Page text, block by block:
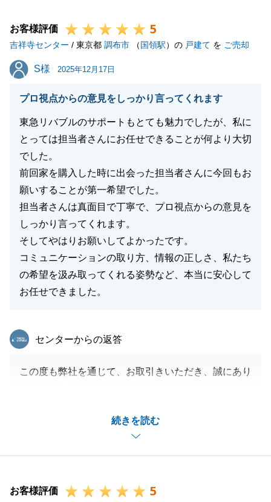
お困り事などございましたら、お気軽にお声掛けくだ
さい。
閉じる
お客様評価 5
吉祥寺センター / 東京都 調布市 （国領駅）の 戸建て を ご売却
S様
S様 2025年12月17日
プロ視点からの意見をしっかり言ってくれます
東急リバブルのサポートもとても魅力でしたが、私に
とっては担当者さんにお任せできることが何より大切
でした。
前回家を購入した時に出会った担当者さんに今回もお
願いすることが第一希望でした。
担当者さんは真面目で丁寧で、プロ視点からの意見を
しっかり言ってくれます。
そしてやはりお願いしてよかったです。
コミュニケーションの取り方、情報の正しさ、私たち
の希望を汲み取ってくれる姿勢など、本当に安心して
お任せできました。
続きを読む
東急リバブル
センターからの返答
この度も弊社を通じて、お取引きいただき、誠にあり
今回のお取引きにおいては、ご相談当初より販売方法
やスケジュールなど、S様とK様とは密なお打合せを
に繋がったと言っても過言ではありません。
お客様評価 5